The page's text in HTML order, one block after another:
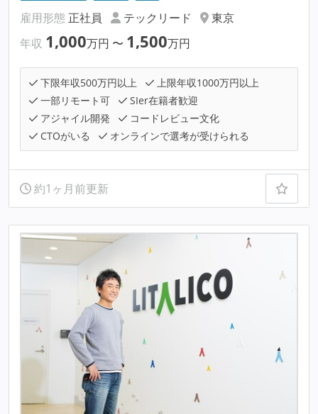
雇用形態 正社員 テックリード
東京
年収 1,000万円 〜 1,500万円
下限年収500万円以上
上限年収1000万円以上
一部リモート可
SIer在籍者歓迎
アジャイル開発
コードレビュー文化
CTOがいる
オンラインで選考が受けられる
約1ヶ月前更新